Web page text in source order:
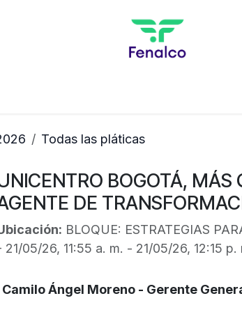
Todas las pláticas
BOGOTÁ, MÁS
DE
BLOQUE: ESTRATEGIAS
21/05/26, 11:55 a. m. - 21/05/26, 12:15 p.
Camilo Ángel Moreno - Gerente